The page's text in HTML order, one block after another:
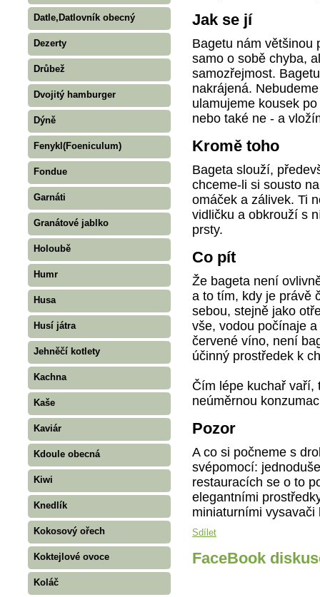
Datle,Datlovník obecný
Dezerty
Drůbež
Dvojitý hamburger
Dýně
Fenykl(Foeniculum)
Fondue
Garnáti
Granátové jablko
Holoubě
Humr
Husa
Husí játra
Jehněčí kotlety
Kachna
Kaše
Kaviár
Kdoule obecná
Kiwi
Knedlík
Kokosový ořech
Koktejlové ovoce
Koláč
Jak se jí
Bagetu nám většinou
samo o sobě chyba,
samozřejmost.
nakrájená.
ulamujeme kousek
nebo také ne - a
Kromě toho
Bageta slouží,
chceme-li si sousto
omáček a zálivek. Ti
vidličku a obkrouží s
prsty.
Co pít
Že bageta není
a to tím, kdy je právě
sebou, stejně jako
vše, vodou počínaje
červené víno, není
účinný prostředek k
Čím lépe kuchař vaří,
neúměrnou
Pozor
A co si počneme s
svépomocí:
restauracích se o to
elegantními
miniaturními vysavači
Sdílet
FaceBook